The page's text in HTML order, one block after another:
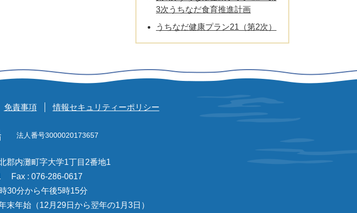
3次うちなだ食育推進計画
うちなだ健康プラン21（第2次）
免責事項 情報セキュリティーポリシー
法人番号3000020173657
内灘町字大学1丁目2番地1
Fax : 076-286-0617
30分から午後5時15分
末年始（12月29日から翌年の1月3日）